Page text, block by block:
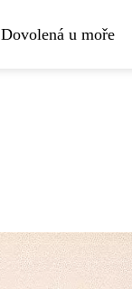
Dovolená u moře